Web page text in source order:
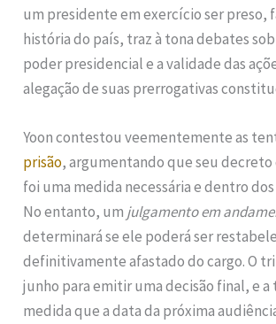
um presidente em exercício ser preso,
história do país, traz à tona debates
poder presidencial e a validade das
alegação de suas prerrogativas
Yoon contestou veementemente as
prisão, argumentando que seu decreto
foi uma medida necessária e dentro
No entanto, um julgamento em
determinará se ele poderá ser
definitivamente afastado do cargo. O
junho para emitir uma decisão final, e a
medida que a data da próxima